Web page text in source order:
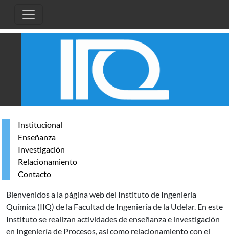
Institucional
Enseñanza
Investigación
Relacionamiento
Contacto
Bienvenidos a la página web del Instituto de Ingeniería
Química (IIQ) de la Facultad de Ingeniería de la Udelar. En este
Instituto se realizan actividades de enseñanza e investigación
en Ingeniería de Procesos, así como relacionamiento con el